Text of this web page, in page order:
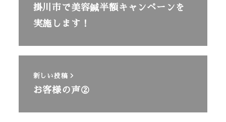
掛川市で美容鍼半額キャンペーンを
実施します！
新しい投稿
お客様の声②